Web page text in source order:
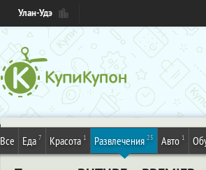
Улан-Удэ
Все Еда 7 Красота 1 Развлечения 25 Авто 1